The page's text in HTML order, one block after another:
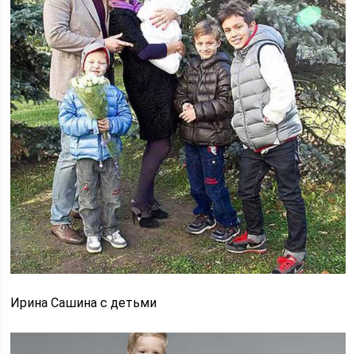
Ирина Сашина с детьми